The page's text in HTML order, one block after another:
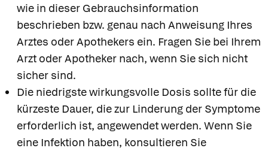
wie in dieser Gebrauchsinformation
beschrieben bzw. genau nach Anweisung Ihres
Arztes oder Apothekers ein. Fragen Sie bei Ihrem
Arzt oder Apotheker nach, wenn Sie sich nicht
sicher sind.
Die niedrigste wirkungsvolle Dosis sollte für die
kürzeste Dauer, die zur Linderung der Symptome
erforderlich ist, angewendet werden. Wenn Sie
eine Infektion haben, konsultieren Sie